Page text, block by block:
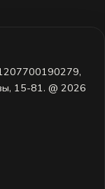
15-81. @ 2026 ㅤ